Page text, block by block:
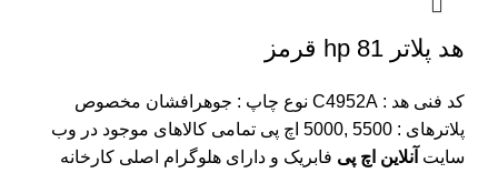
هد پلاتر 81 hp قرمز
کد فنی هد : C4952A نوع چاپ : جوهرافشان مخصوص
پلاترهای : 5500 ,5000 اچ پی
تمامی کالاهای موجود در وب
سایت آنلاین اچ پی فابریک و دارای هلوگرام اصلی کارخانه